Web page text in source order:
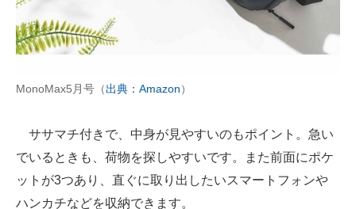
MonoMax5月号（出典：Amazon）
ササマチ付きで、中身が見やすいのもポイント。急い
でいるときも、荷物を探しやすいです。また前面にポケ
ットが3つあり、直ぐに取り出したいスマートフォンや
ハンカチなどを収納できます。